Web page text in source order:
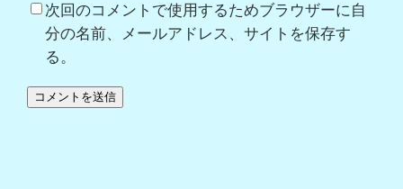
次回のコメントで使用するためブラウザーに自
分の名前、メールアドレス、サイトを保存す
る。